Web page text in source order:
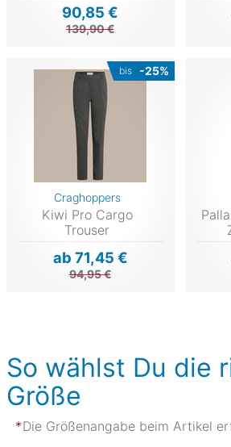
90,85 €
139,90 €
bis -25%
Craghoppers
Kiwi Pro Cargo
Trouser
ab 71,45 €
94,95 €
So wählst Du die
Größe
Die Größenangabe beim Artikel